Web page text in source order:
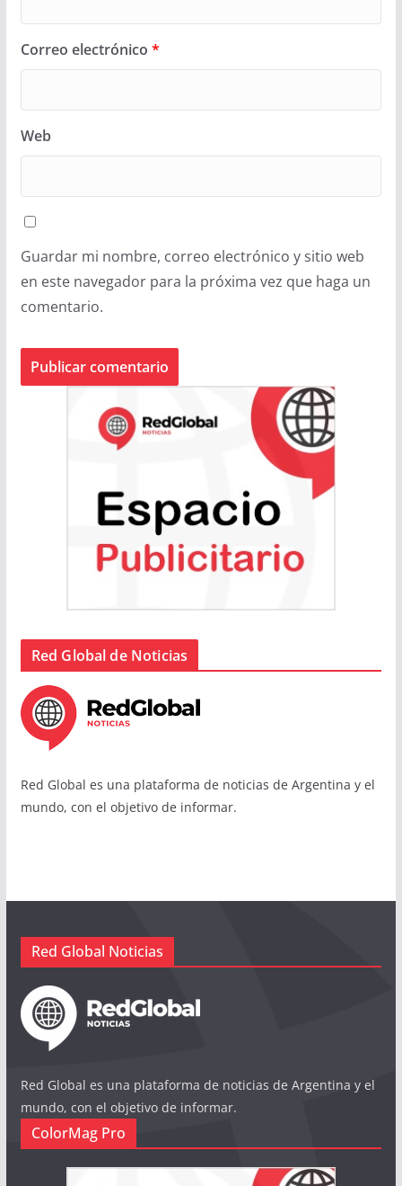
Correo electrónico *
Web
Guardar mi nombre, correo electrónico y sitio web
en este navegador para la próxima vez que haga un
comentario.
Red Global de Noticias
Red Global es una plataforma de noticias de Argentina y el
mundo, con el objetivo de informar.
Red Global Noticias
Red Global es una plataforma de noticias de Argentina y el
mundo, con el objetivo de informar.
ColorMag Pro